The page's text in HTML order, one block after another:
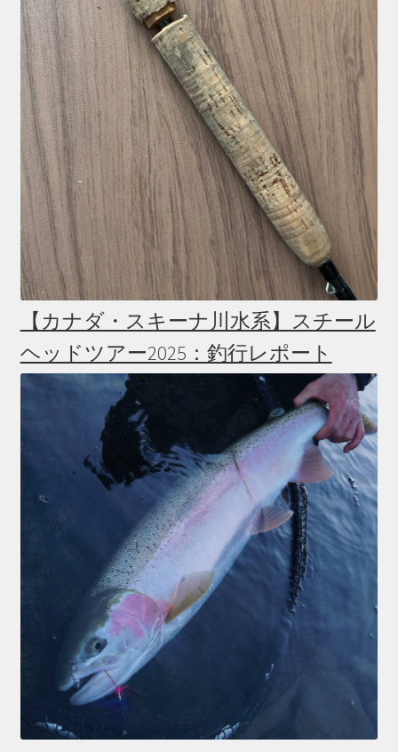
【カナダ・スキーナ川水系】スチール
ヘッドツアー2025：釣行レポート